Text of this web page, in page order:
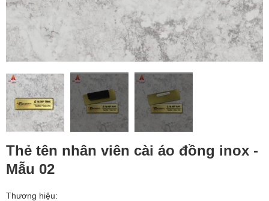
Thẻ tên nhân viên cài áo đồng inox -
Mẫu 02
Thương hiệu: